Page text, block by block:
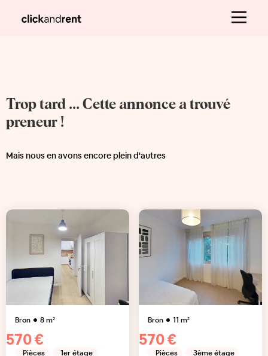
Trop tard ... Cette annonce a trouvé
preneur !
Mais nous en avons encore plein d'autres
Bron 8m²
570 €
Pièces 1er étage
Bron 11 m²
570 €
Pièces 3ème étage